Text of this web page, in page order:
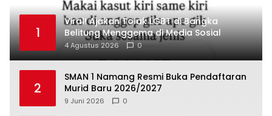
1
Viral! Ajakan Tolak LGBT di Bangka
Belitung Menggema di Media Sosial
4 Agustus 2026 0
2
SMAN 1 Namang Resmi Buka Pendaftaran
Murid Baru 2026/2027
9 Juni 2026 0